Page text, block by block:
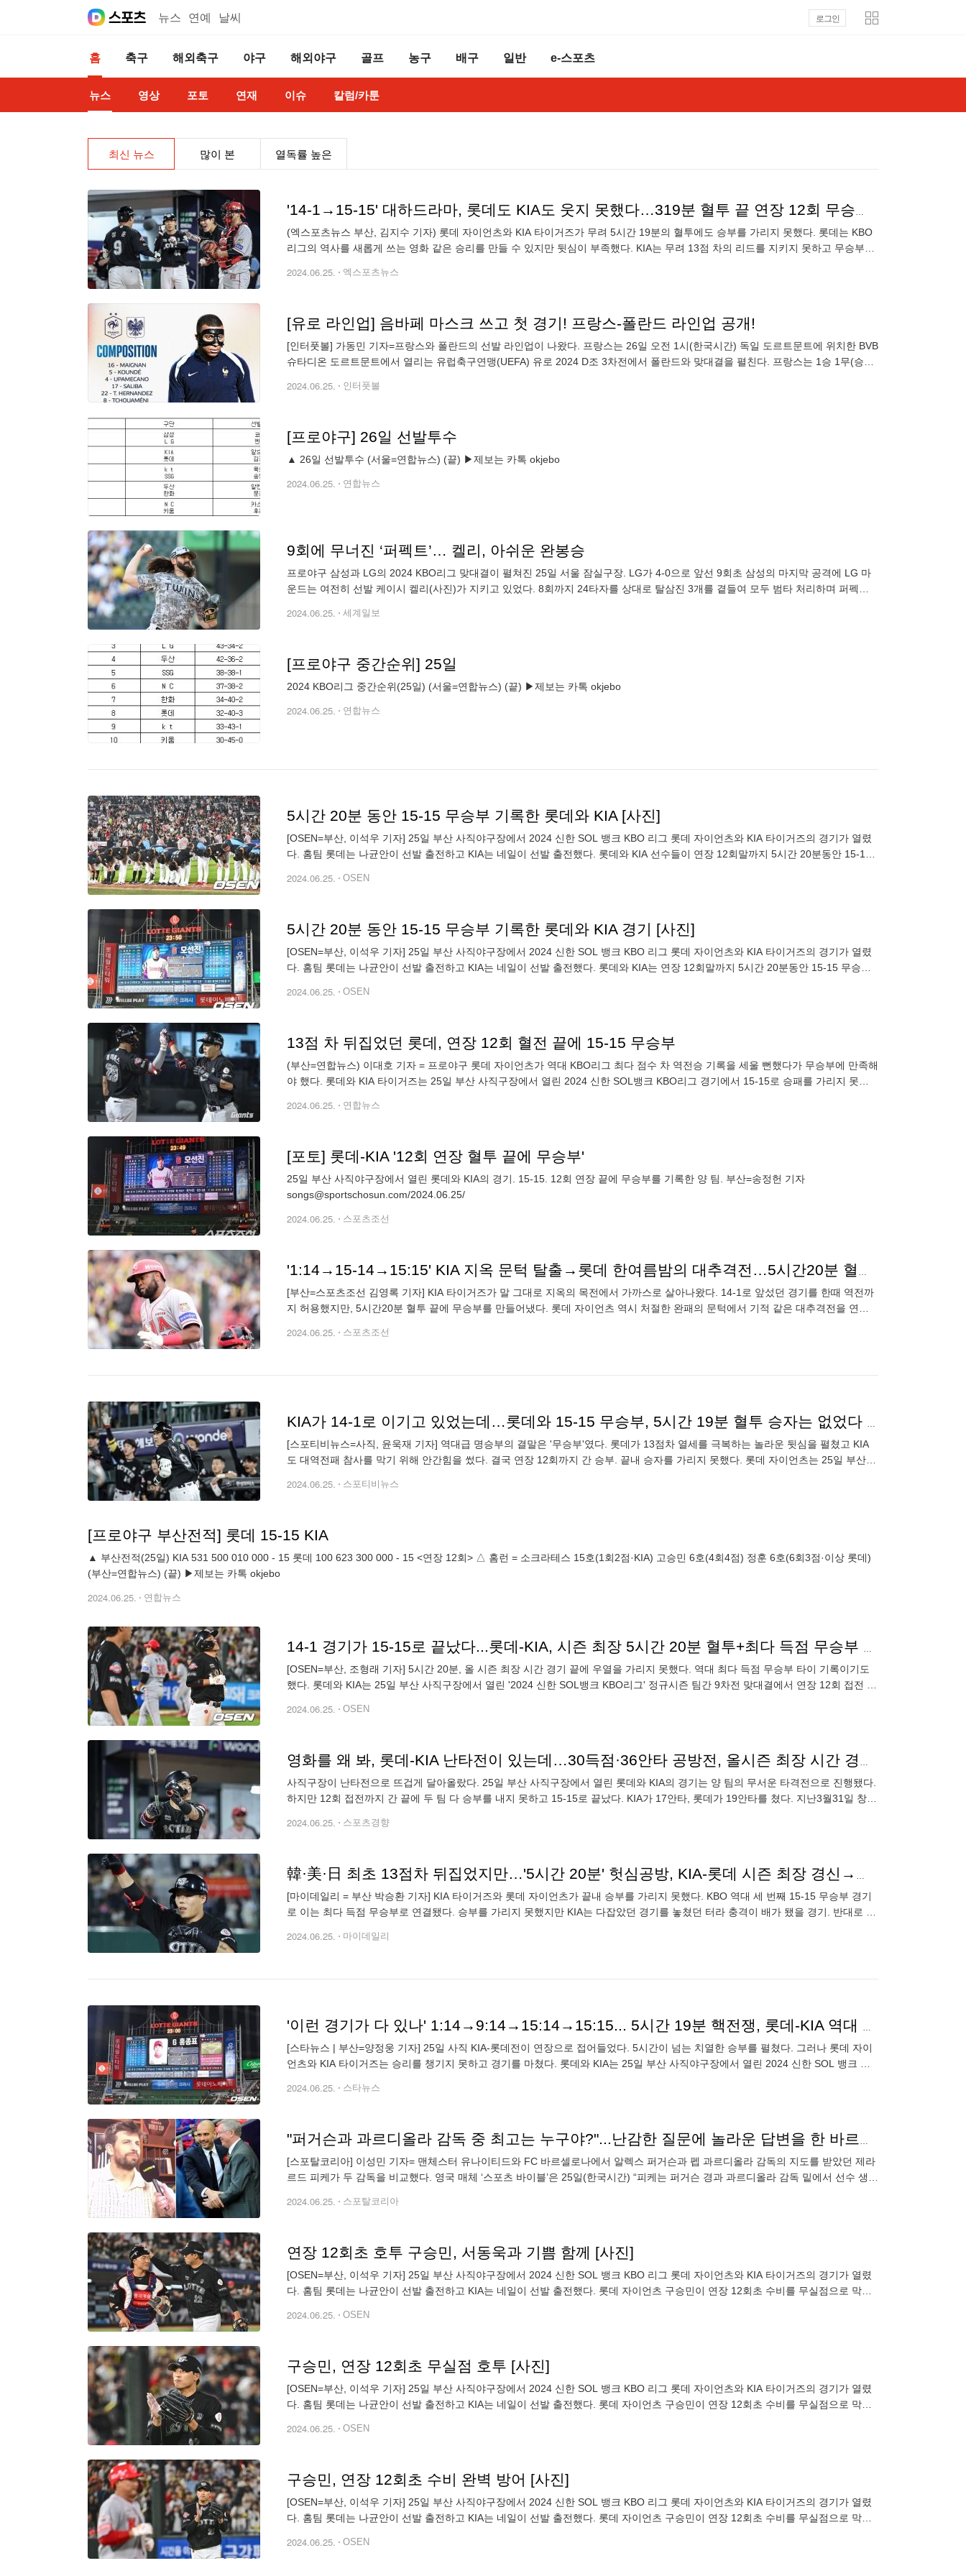
뉴스 연예 날씨 로그인
홈 축구 해외축구 야구 해외야구 골프 농구 배구 일반 e-스포츠
뉴스 영상 포토 연재 이슈 칼럼/카툰
최신 뉴스 많이 본 열독률 높은
'14-1→15-15' 대하드라마, 롯데도 KIA도 웃지 못했다…319분 혈투 끝 연장 12회 무승부 [사직:스코어]
(엑스포츠뉴스 부산, 김지수 기자) 롯데 자이언츠와 KIA 타이거즈가 무려 5시간 19분의 혈투에도 승부를 가리지 못했다. 롯데는 KBO
리그의 역사를 새롭게 쓰는 영화 같은 승리를 만들 수 있지만 뒷심이 부족했다. KIA는 무려 13점 차의 리드를 지키지 못하고 무승부에
2024.06.25. 엑스포츠뉴스
[유로 라인업] 음바페 마스크 쓰고 첫 경기! 프랑스-폴란드 라인업 공개!
[인터풋볼] 가동민 기자=프랑스와 폴란드의 선발 라인업이 나왔다. 프랑스는 26일 오전 1시(한국시간) 독일 도르트문트에 위치한 BVB
슈타디온 도르트문트에서 열리는 유럽축구연맹(UEFA) 유로 2024 D조 3차전에서 폴란드와 맞대결을 펼친다. 프랑스는 1승 1무(승점
2024.06.25. 인터풋볼
[프로야구] 26일 선발투수
▲ 26일 선발투수 (서울=연합뉴스) (끝) ▶제보는 카톡 okjebo
2024.06.25. 연합뉴스
9회에 무너진 ‘퍼펙트’… 켈리, 아쉬운 완봉승
프로야구 삼성과 LG의 2024 KBO리그 맞대결이 펼쳐진 25일 서울 잠실구장. LG가 4-0으로 앞선 9회초 삼성의 마지막 공격에 LG 마
운드는 여전히 선발 케이시 켈리(사진)가 지키고 있었다. 8회까지 24타자를 상대로 탈삼진 3개를 곁들여 모두 범타 처리하며 퍼펙트
2024.06.25. 세계일보
[프로야구 중간순위] 25일
2024 KBO리그 중간순위(25일) (서울=연합뉴스) (끝) ▶제보는 카톡 okjebo
2024.06.25. 연합뉴스
5시간 20분 동안 15-15 무승부 기록한 롯데와 KIA [사진]
[OSEN=부산, 이석우 기자] 25일 부산 사직야구장에서 2024 신한 SOL 뱅크 KBO 리그 롯데 자이언츠와 KIA 타이거즈의 경기가 열렸
다. 홈팀 롯데는 나균안이 선발 출전하고 KIA는 네일이 선발 출전했다. 롯데와 KIA 선수들이 연장 12회말까지 5시간 20분동안 15-15
2024.06.25. OSEN
5시간 20분 동안 15-15 무승부 기록한 롯데와 KIA 경기 [사진]
[OSEN=부산, 이석우 기자] 25일 부산 사직야구장에서 2024 신한 SOL 뱅크 KBO 리그 롯데 자이언츠와 KIA 타이거즈의 경기가 열렸
다. 홈팀 롯데는 나균안이 선발 출전하고 KIA는 네일이 선발 출전했다. 롯데와 KIA는 연장 12회말까지 5시간 20분동안 15-15 무승부
2024.06.25. OSEN
13점 차 뒤집었던 롯데, 연장 12회 혈전 끝에 15-15 무승부
(부산=연합뉴스) 이대호 기자 = 프로야구 롯데 자이언츠가 역대 KBO리그 최다 점수 차 역전승 기록을 세울 뻔했다가 무승부에 만족해
야 했다. 롯데와 KIA 타이거즈는 25일 부산 사직구장에서 열린 2024 신한 SOL뱅크 KBO리그 경기에서 15-15로 승패를 가리지 못했
2024.06.25. 연합뉴스
[포토] 롯데-KIA '12회 연장 혈투 끝에 무승부'
25일 부산 사직야구장에서 열린 롯데와 KIA의 경기. 15-15. 12회 연장 끝에 무승부를 기록한 양 팀. 부산=송정헌 기자
songs@sportschosun.com/2024.06.25/
2024.06.25. 스포츠조선
'1:14→15-14→15:15' KIA 지옥 문턱 탈출→롯데 한여름밤의 대추격전…5시간20분 혈투끝 무승부 [부산리뷰]
[부산=스포츠조선 김영록 기자] KIA 타이거즈가 말 그대로 지옥의 목전에서 가까스로 살아나왔다. 14-1로 앞섰던 경기를 한때 역전까
지 허용했지만, 5시간20분 혈투 끝에 무승부를 만들어냈다. 롯데 자이언츠 역시 처절한 완패의 문턱에서 기적 같은 대추격전을 연출
2024.06.25. 스포츠조선
KIA가 14-1로 이기고 있었는데…롯데와 15-15 무승부, 5시간 19분 혈투 승자는 없었다 [사직 게임노트]
[스포티비뉴스=사직, 윤욱재 기자] 역대급 명승부의 결말은 '무승부'였다. 롯데가 13점차 열세를 극복하는 놀라운 뒷심을 펼쳤고 KIA
도 대역전패 참사를 막기 위해 안간힘을 썼다. 결국 연장 12회까지 간 승부. 끝내 승자를 가리지 못했다. 롯데 자이언츠는 25일 부산
2024.06.25. 스포티비뉴스
[프로야구 부산전적] 롯데 15-15 KIA
▲ 부산전적(25일) KIA 531 500 010 000 - 15 롯데 100 623 300 000 - 15 <연장 12회> △ 홈런 = 소크라테스 15호(1회2점·KIA) 고승민 6호(4회4점) 정훈 6호(6회3점·이상 롯데)
(부산=연합뉴스) (끝) ▶제보는 카톡 okjebo
2024.06.25. 연합뉴스
14-1 경기가 15-15로 끝났다...롯데-KIA, 시즌 최장 5시간 20분 혈투+최다 득점 무승부 타이 [부산 리뷰]
[OSEN=부산, 조형래 기자] 5시간 20분, 올 시즌 최장 시간 경기 끝에 우열을 가리지 못했다. 역대 최다 득점 무승부 타이 기록이기도
했다. 롯데와 KIA는 25일 부산 사직구장에서 열린 '2024 신한 SOL뱅크 KBO리그' 정규시즌 팀간 9차전 맞대결에서 연장 12회 접전 끝
2024.06.25. OSEN
영화를 왜 봐, 롯데-KIA 난타전이 있는데…30득점·36안타 공방전, 올시즌 최장 시간 경신하며 역대급 무승부[스경X현장]
사직구장이 난타전으로 뜨겁게 달아올랐다. 25일 부산 사직구장에서 열린 롯데와 KIA의 경기는 양 팀의 무서운 타격전으로 진행됐다.
하지만 12회 접전까지 간 끝에 두 팀 다 승부를 내지 못하고 15-15로 끝났다. KIA가 17안타, 롯데가 19안타를 쳤다. 지난3월31일 창원
2024.06.25. 스포츠경향
韓·美·日 최초 13점차 뒤집었지만…'5시간 20분' 헛심공방, KIA-롯데 시즌 최장 경신→역대 최다 득점 무승부 [MD부산]
[마이데일리 = 부산 박승환 기자] KIA 타이거즈와 롯데 자이언츠가 끝내 승부를 가리지 못했다. KBO 역대 세 번째 15-15 무승부 경기
로 이는 최다 득점 무승부로 연결됐다. 승부를 가리지 못했지만 KIA는 다잡았던 경기를 놓쳤던 터라 충격이 배가 됐을 경기. 반대로 롯
2024.06.25. 마이데일리
'이런 경기가 다 있나' 1:14→9:14→15:14→15:15... 5시간 19분 핵전쟁, 롯데-KIA 역대 최다득점 무승부 타이 [부산 현장리뷰]
[스타뉴스 | 부산=양정웅 기자] 25일 사직 KIA-롯데전이 연장으로 접어들었다. 5시간이 넘는 치열한 승부를 펼쳤다. 그러나 롯데 자이
언츠와 KIA 타이거즈는 승리를 챙기지 못하고 경기를 마쳤다. 롯데와 KIA는 25일 부산 사직야구장에서 열린 2024 신한 SOL 뱅크 정
2024.06.25. 스타뉴스
"퍼거슨과 과르디올라 감독 중 최고는 누구야?"...난감한 질문에 놀라운 답변을 한 바르셀로나 레전드 DF
[스포탈코리아] 이성민 기자= 맨체스터 유나이티드와 FC 바르셀로나에서 알렉스 퍼거슨과 펩 과르디올라 감독의 지도를 받았던 제라
르드 피케가 두 감독을 비교했다. 영국 매체 ‘스포츠 바이블’은 25일(한국시간) “피케는 퍼거슨 경과 과르디올라 감독 밑에서 선수 생활
2024.06.25. 스포탈코리아
연장 12회초 호투 구승민, 서동욱과 기쁨 함께 [사진]
[OSEN=부산, 이석우 기자] 25일 부산 사직야구장에서 2024 신한 SOL 뱅크 KBO 리그 롯데 자이언츠와 KIA 타이거즈의 경기가 열렸
다. 홈팀 롯데는 나균안이 선발 출전하고 KIA는 네일이 선발 출전했다. 롯데 자이언츠 구승민이 연장 12회초 수비를 무실점으로 막고
2024.06.25. OSEN
구승민, 연장 12회초 무실점 호투 [사진]
[OSEN=부산, 이석우 기자] 25일 부산 사직야구장에서 2024 신한 SOL 뱅크 KBO 리그 롯데 자이언츠와 KIA 타이거즈의 경기가 열렸
다. 홈팀 롯데는 나균안이 선발 출전하고 KIA는 네일이 선발 출전했다. 롯데 자이언츠 구승민이 연장 12회초 수비를 무실점으로 막고
2024.06.25. OSEN
구승민, 연장 12회초 수비 완벽 방어 [사진]
[OSEN=부산, 이석우 기자] 25일 부산 사직야구장에서 2024 신한 SOL 뱅크 KBO 리그 롯데 자이언츠와 KIA 타이거즈의 경기가 열렸
다. 홈팀 롯데는 나균안이 선발 출전하고 KIA는 네일이 선발 출전했다. 롯데 자이언츠 구승민이 연장 12회초 수비를 무실점으로 막고
2024.06.25. OSEN